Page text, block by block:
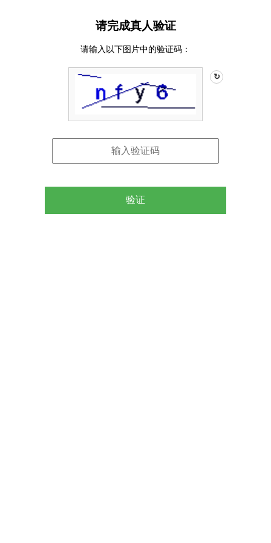
请完成真人验证
请输入以下图片中的验证码：
↻
验证